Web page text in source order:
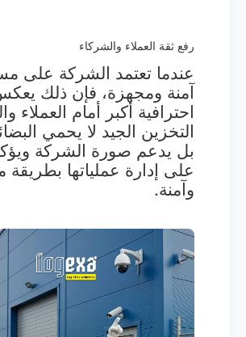
رفع ثقة العملاء والشركاء
عندما تعتمد الشركة على
آمنة ومجهزة، فإن ذلك
احترافية أكبر أمام العملاء
التخزين الجيد لا يحمي
بل يدعم صورة الشركة
على إدارة عملياتها بطريقة
وآمنة.